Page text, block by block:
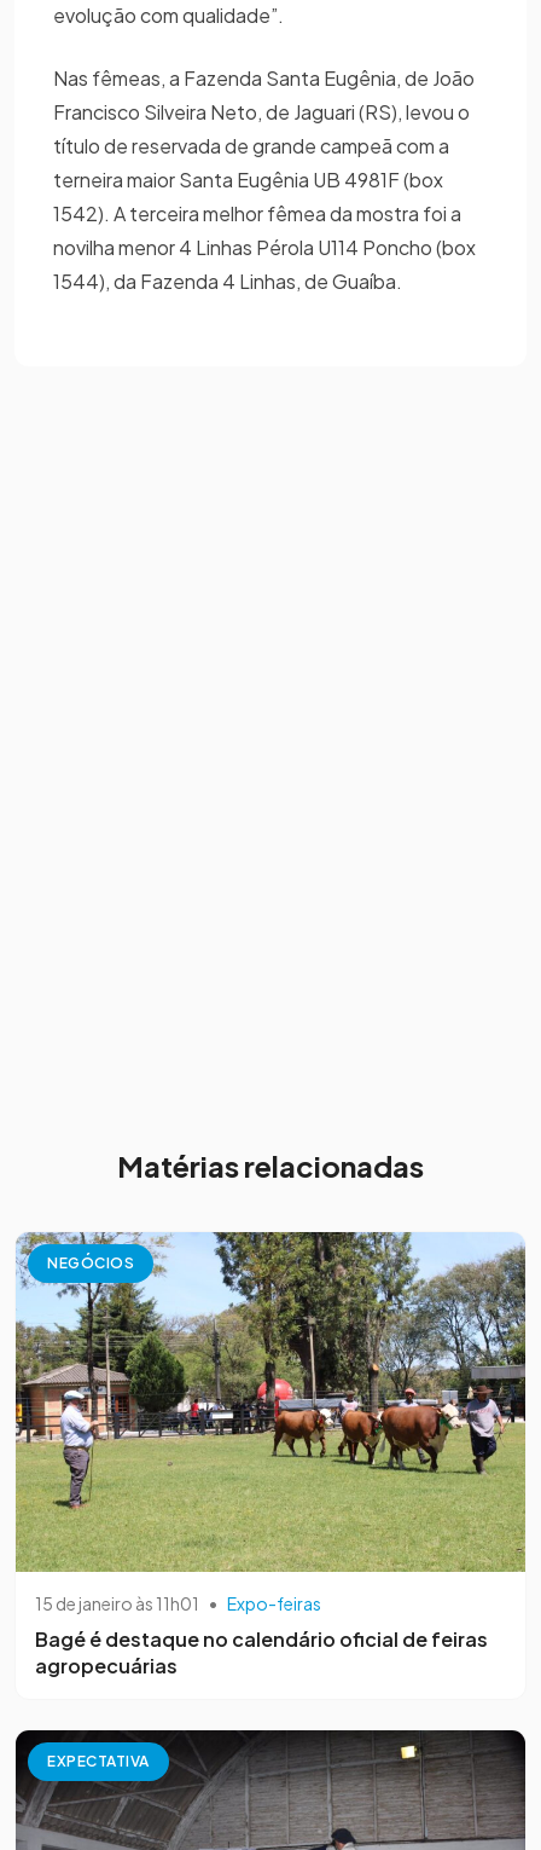
evolução com qualidade”.
Nas fêmeas, a Fazenda Santa Eugênia, de João
Francisco Silveira Neto, de Jaguari (RS), levou o
título de reservada de grande campeã com a
terneira maior Santa Eugênia UB 4981F (box
1542). A terceira melhor fêmea da mostra foi a
novilha menor 4 Linhas Pérola U114 Poncho (box
1544), da Fazenda 4 Linhas, de Guaíba.
Matérias relacionadas
NEGÓCIOS
15 de janeiro às 11h01 • Expo-feiras
Bagé é destaque no calendário oficial de feiras
agropecuárias
EXPECTATIVA